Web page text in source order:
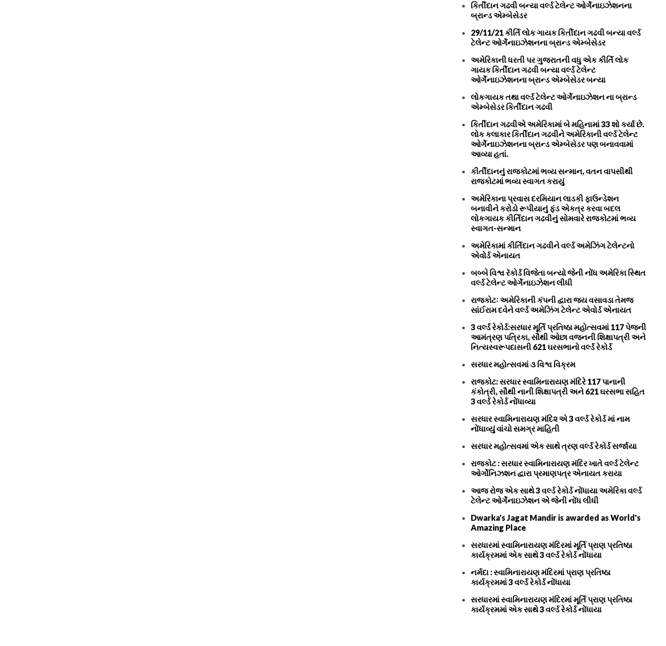
કિર્તીદાન ગઢવી બન્યા વર્લ્ડ ટેલેન્ટ ઓર્ગેનાઇઝેશનના
બ્રાન્ડ એમ્બેસેડર
29/11/21 કીર્તિ લોક ગાયક કિર્તીદાન ગઢવી બન્યા વર્લ્ડ
ટેલેન્ટ ઓર્ગેનાઇઝેશનના બ્રાન્ડ એમ્બેસેડર
અમેરિકાની ધરતી પર ગુજરાતની વધુ એક કીર્તિ લોક
ગાયક કિર્તીદાન ગઢવી બન્યા વર્લ્ડ ટેલેન્ટ
ઓર્ગેનાઇઝેશનના બ્રાન્ડ એમ્બેસેડર બન્યા
લોકગાયક તથા વર્લ્ડ ટેલેન્ટ ઓર્ગેનાઇઝેશન ના બ્રાન્ડ
એમ્બેસેડર કિર્તીદાન ગઢવી
કિર્તીદાન ગઢવીએ અમેરિકામાં બે મહિનામાં 33 શો કર્યા છે.
લોક કલાકાર કિર્તીદાન ગઢવીને અમેરિકાની વર્લ્ડ ટેલેન્ટ
ઓર્ગેનાઇઝેશનના બ્રાન્ડ એમ્બેસેડર પણ બનાવવામાં
આવ્યા હતાં.
કીર્તીદાનનું રાજકોટમાં ભવ્ય સન્માન, વતન વાપસીથી
રાજકોટમાં ભવ્ય સ્વાગત કરાયું
અમેરિકાના પ્રવાસ દરમિયાન લાડકી ફાઉન્ડેશન
બનાવીને કરોડો રૂપીયાનું ફંડ એકત્ર કરવા બદલ
લોકગાયક કીર્તિદાન ગઢવીનું સોમવારે રાજકોટમાં ભવ્ય
સ્વાગત-સન્માન
અમેરિકામાં કીર્તિદાન ગઢવીને વર્લ્ડ અમેઝિંગ ટેલેન્ટનો
એવોર્ડ એનાયત
બબ્બે વિશ્વ રૅકોર્ડ વિજેતા બન્યો જેની નોંધ અમેરિકા સ્થિત
વર્લ્ડ ટેલેન્ટ ઓર્ગેનાઇઝેશન લીધી
રાજકોટઃ અમેરિકાની કંપની દ્વારા જય વસાવડા તેમજ
સાંઈરામ દવેને વર્લ્ડ અમેઝિંગ ટેલેન્ટ એવોર્ડ એનાયત
3 વર્લ્ડ રેકોર્ડ:સરધાર મૂર્તિ પ્રતિષ્ઠા મહોત્સવમાં 117 પેજની
આમંત્રણ પત્રિકા, સૌથી ઓછા વજનની શિક્ષાપત્રી અને
નિત્યસ્વરૂપદાસની 621 ઘરસભાનો વર્લ્ડ રેકોર્ડ
સરધાર મહોત્સવમાં ૩ વિશ્વ વિક્રમ
રાજકોટ: સરધાર સ્વામિનારાયણ મંદિરે 117 પાનાની
કંકોત્રી, સૌથી નાની શિક્ષાપત્રી અને 621 ઘરસભા સહિત
3 વર્લ્ડ રેકોર્ડ નોંધાવ્યા
સરધાર સ્વામિનારાયણ મંદિ૨ એ 3 વર્લ્ડ રેકોર્ડ માં નામ
નોંધાવ્યું વાંચો સમગ્ર માહિતી
સરધાર મહોત્સવમાં એક સાથે ત્રણ વર્લ્ડ રેકોર્ડ સર્જાયા
રાજકોટ : સરધાર સ્વામિનારાયણ મંદિર ખાતે વર્લ્ડ ટેલેન્ટ
ઓર્ગોનિઝશન દ્વારા પ્રમાણપત્ર એનાયત કરાયા
આજ રોજ એક સાથે 3 વર્લ્ડ રેકોર્ડ નોંધાયા અમેરિકા વર્લ્ડ
ટેલેન્ટ ઓર્ગેનાઇઝેશન એ જેની નોંધ લીધી
Dwarka's Jagat Mandir is awarded as World's
Amazing Place
સરધારમાં સ્વામિનારાયણ મંદિરમાં મૂર્તિ પ્રાણ પ્રતિષ્ઠા
કાર્યક્રમમાં એક સાથે 3 વર્લ્ડ રેકોર્ડ નોંધાયા
નર્મદા : સ્વામિનારાયણ મંદિરમાં પ્રાણ પ્રતિષ્ઠા
કાર્યક્રમમાં 3 વર્લ્ડ રેકોર્ડ નોંધાયા
સરધારમાં સ્વામિનારાયણ મંદિરમાં મૂર્તિ પ્રાણ પ્રતિષ્ઠા
કાર્યક્રમમાં એક સાથે 3 વર્લ્ડ રેકોર્ડ નોંધાયા